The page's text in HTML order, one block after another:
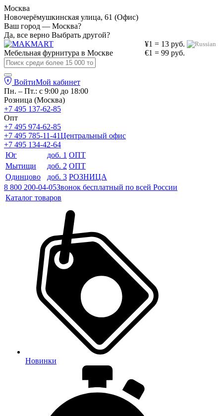
Москва
Новочерёмушкинская улица, 61 (Офис)
Ваш город — Москва?
Да, все верно Выбрать другой?
¥1 = 13 руб.
€1 = 99 руб.
Мебельная фурнитура в Москве
ВойтиМой кабинет
Пн. – Пт.: с 9:00 до 18:00
Розница (Москва)
+7 495 137-62-85
Опт
+7 495 974-62-85
+7 495 785-11-41Центральный офис
+7 495 134-42-64
Юг
доб. 1 ОПТ
Мытищи
доб. 2 ОПТ
Одинцово
доб. 3 РОЗНИЦА
8 800 200-04-05Звонок бесплатный по всей России
Каталог товаров
Новинки